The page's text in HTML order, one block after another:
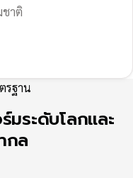
ชาติ
รฐาน
ระดับโลกและ
กล